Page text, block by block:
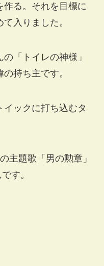
る。それを目標に
入りました。
「トイレの神様」
持ち主です。
イックに打ち込むタ
主題歌「男の勲章」
す。